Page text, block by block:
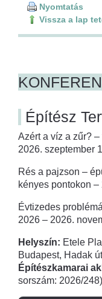
Nyomtatás
Vissza a lap
Építész
Azért a víz a zűr?
2026. szeptember
Rés a pajzson –
kényes pontokon
Évtizedes
2026 – 2026.
Helyszín: Etele
Budapest, Hadak
Építészkamarai
sorszám: 2026/248)